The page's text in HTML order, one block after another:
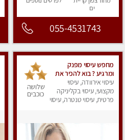
ים
055-4531743
מחפש עיסוי מפנק
ומרגיע ? בוא להכיר את
הצוות המעסות החדשות
שלנו.
עיסוי אירוודה, עיסוי
מקצועי, עיסוי בקליניקה
פרטית, עיסוי טנטרה, עיסוי
שלושה
כוכבים